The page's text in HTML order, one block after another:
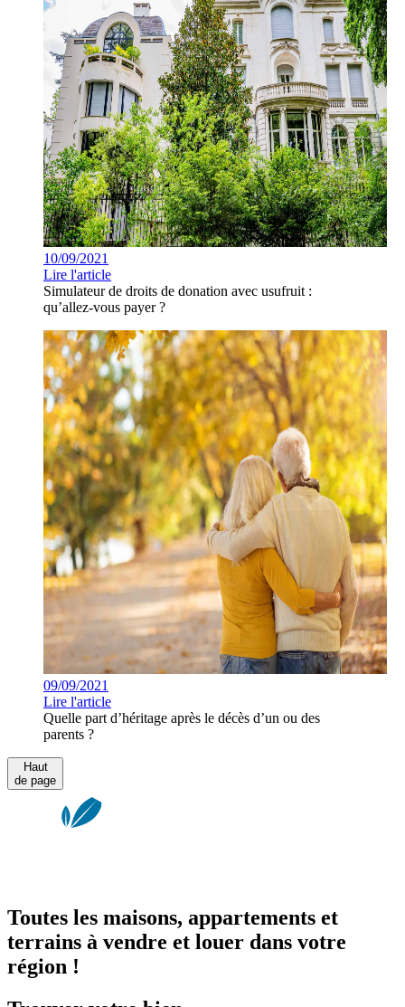
10/09/2021
Lire l'article
Simulateur de droits de donation avec usufruit :
qu’allez-vous payer ?
09/09/2021
Lire l'article
Quelle part d’héritage après le décès d’un ou des
parents ?
Haut
de page
Toutes les maisons, appartements et
terrains à vendre et louer dans votre
région !